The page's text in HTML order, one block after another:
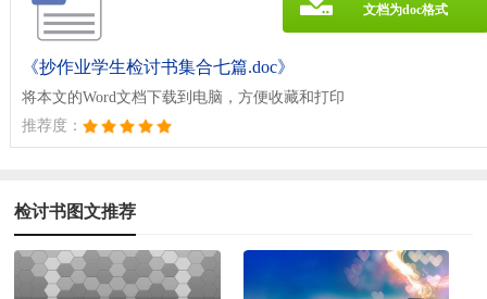
《抄作业学生检讨书集合七篇.doc》
将本文的Word文档下载到电脑，方便收藏和打印
推荐度：
文档为doc格式
检讨书图文推荐